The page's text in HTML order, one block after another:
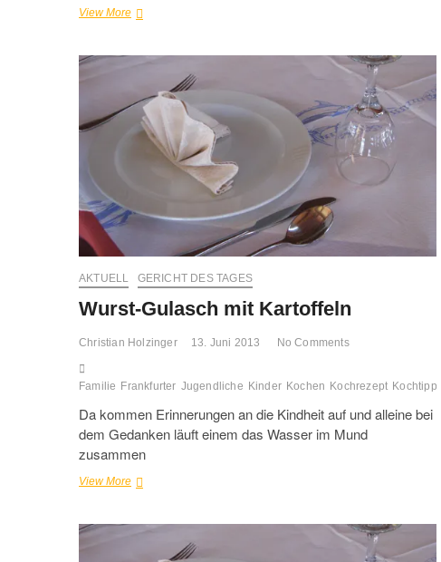
View MoreÜberbackener
AKTUELL GERICHT DES TAGES
Wurst-Gulasch mit Kartoffeln
Christian Holzinger 13. Juni 2013 No Comments
Familie Frankfurter Jugendliche Kinder Kochen Kochrezept Kochtipp
Da kommen Erinnerungen an die Kindheit auf und alleine bei
dem Gedanken läuft einem das Wasser im Mund
zusammen
View MoreWurst-
Kartoffeln